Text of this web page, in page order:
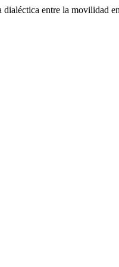
dialéctica entre la movilidad